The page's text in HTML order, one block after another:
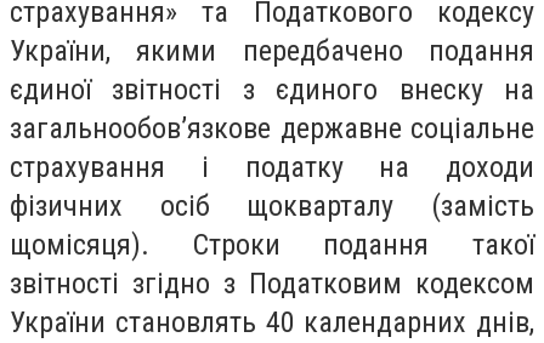
страхування» та Податкового кодексу
України, якими передбачено подання
єдиної звітності з єдиного внеску на
загальнообов’язкове державне соціальне
страхування і податку на доходи
фізичних осіб щокварталу (замість
щомісяця). Строки подання такої
звітності згідно з Податковим кодексом
України становлять 40 календарних днів,